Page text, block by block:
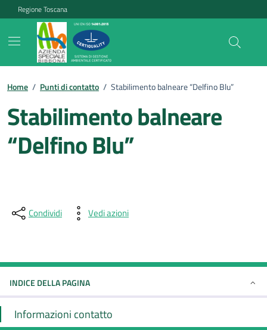
Vai ai contenuti
Vai al footer
Regione Toscana
Home / Punti di contatto / Stabilimento balneare “Delfino Blu”
Stabilimento balneare
“Delfino Blu”
Condividi Vedi azioni
INDICE DELLA PAGINA
Informazioni contatto